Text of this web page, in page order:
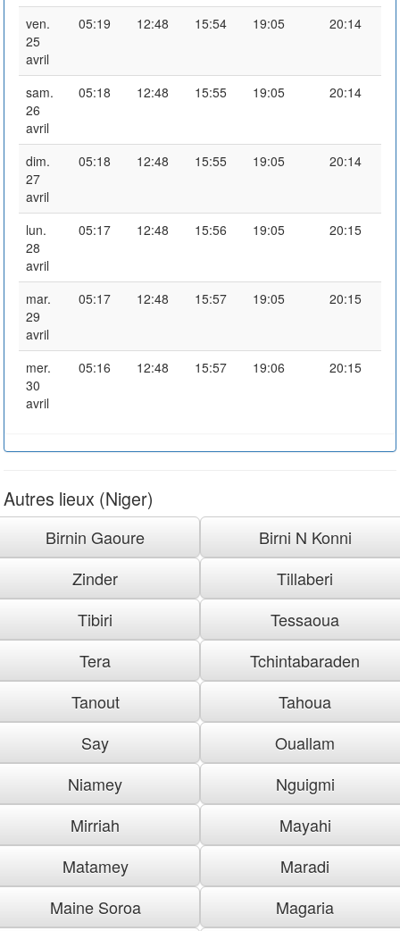
ven.
25
avril
05:19 12:48 15:54 19:05 20:14
sam.
26
avril
05:18 12:48 15:55 19:05 20:14
dim.
27
avril
05:18 12:48 15:55 19:05 20:14
lun.
28
avril
05:17 12:48 15:56 19:05 20:15
mar.
29
avril
05:17 12:48 15:57 19:05 20:15
mer.
30
avril
05:16 12:48 15:57 19:06 20:15
Autres lieux (Niger)
Birnin Gaoure
Birni N Konni
Zinder
Tillaberi
Tibiri
Tessaoua
Tera
Tchintabaraden
Tanout
Tahoua
Say
Ouallam
Niamey
Nguigmi
Mirriah
Mayahi
Matamey
Maradi
Maine Soroa
Magaria